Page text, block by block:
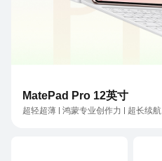
MatePad Pro 12英寸
超轻超薄 鸿蒙专业创作力 超长续航